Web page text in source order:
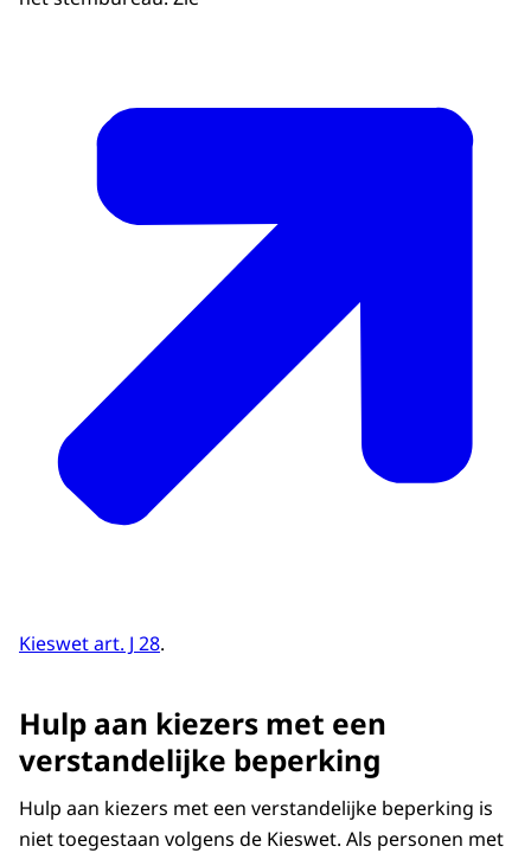
Kieswet art. J 28.
Hulp aan kiezers met een
verstandelijke beperking
Hulp aan kiezers met een verstandelijke beperking is
niet toegestaan volgens de Kieswet. Als personen met